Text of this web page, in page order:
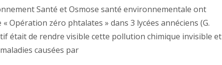
Santé et Osmose santé environnementale ont
Opération zéro phtalates » dans 3 lycées annéciens (G.
était de rendre visible cette pollution chimique invisible et
causées par